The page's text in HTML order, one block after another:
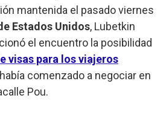
mantenida el pasado viernes
Estados Unidos, Lubetkin
el encuentro la posibilidad
visas para los viajeros
comenzado a negociar en
Pou.